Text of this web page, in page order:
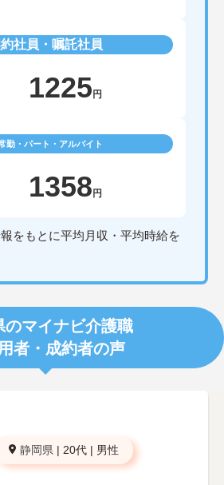
社員・嘱託社員
1225 円
勤・パート・アルバイト
1358 円
をもとに平均月収・平均時給を
のマイナビ介護職
者・成約者の声
静岡県 | 20代 | 男性